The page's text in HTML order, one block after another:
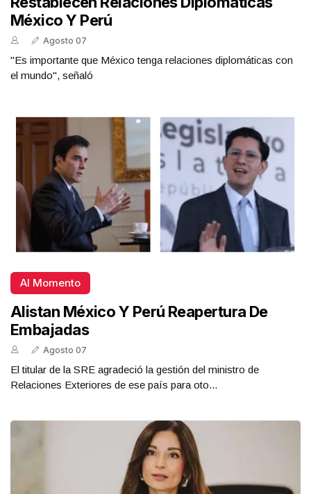
México Y Perú
Agosto 07
"Es importante que México tenga relaciones diplomáticas con
el mundo", señaló
Al Momento
Alistan México Y Perú Reapertura De
Embajadas
Agosto 07
El titular de la SRE agradeció la gestión del ministro de
Relaciones Exteriores de ese país para oto...